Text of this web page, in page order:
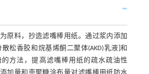
原料，抄造滤嘴棒用纸。通过浆内添加
松香胶和烷基烯酮二聚体(AKD)乳液]和
方法，提高滤嘴棒用纸的疏水疏油性